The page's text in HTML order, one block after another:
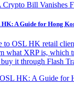
Crypto Bill Vanishes
HK: A Guide for Hong
to OSL HK retail
what XRP is, which
it through Flash
HK: A Guide for